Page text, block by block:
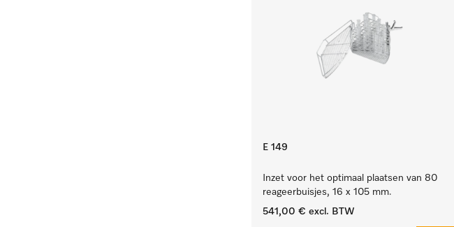
E 149
Inzet voor het optimaal plaatsen van 80
reageerbuisjes, 16 x 105 mm.
541,00 € excl. BTW